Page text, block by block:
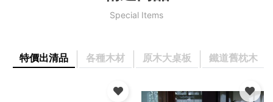
Special Items
特價出清品 各種木材 原木大桌板 鐵道舊枕木